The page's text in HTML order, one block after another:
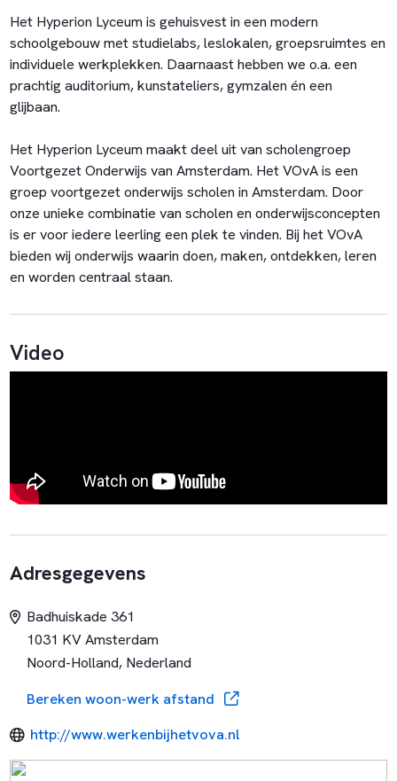
Het Hyperion Lyceum is gehuisvest in een modern
schoolgebouw met studielabs, leslokalen, groepsruimtes en
individuele werkplekken. Daarnaast hebben we o.a. een
prachtig auditorium, kunstateliers, gymzalen én een
glijbaan.
Het Hyperion Lyceum maakt deel uit van scholengroep
Voortgezet Onderwijs van Amsterdam. Het VOvA is een
groep voortgezet onderwijs scholen in Amsterdam. Door
onze unieke combinatie van scholen en onderwijsconcepten
is er voor iedere leerling een plek te vinden. Bij het VOvA
bieden wij onderwijs waarin doen, maken, ontdekken, leren
en worden centraal staan.
Video
Adresgegevens
Badhuiskade 361
1031 KV Amsterdam
Noord-Holland, Nederland
Bereken woon-werk afstand
http://www.werkenbijhetvova.nl